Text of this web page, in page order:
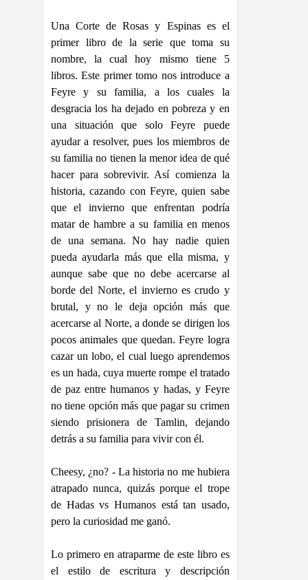
Una Corte de Rosas y Espinas es el
primer libro de la serie que toma su
nombre, la cual hoy mismo tiene 5
libros. Este primer tomo nos introduce a
Feyre y su familia, a los cuales la
desgracia los ha dejado en pobreza y en
una situación que solo Feyre puede
ayudar a resolver, pues los miembros de
su familia no tienen la menor idea de qué
hacer para sobrevivir. Así comienza la
historia, cazando con Feyre, quien sabe
que el invierno que enfrentan podría
matar de hambre a su familia en menos
de una semana. No hay nadie quien
pueda ayudarla más que ella misma, y
aunque sabe que no debe acercarse al
borde del Norte, el invierno es crudo y
brutal, y no le deja opción más que
acercarse al Norte, a donde se dirigen los
pocos animales que quedan. Feyre logra
cazar un lobo, el cual luego aprendemos
es un hada, cuya muerte rompe el tratado
de paz entre humanos y hadas, y Feyre
no tiene opción más que pagar su crimen
siendo prisionera de Tamlin, dejando
detrás a su familia para vivir con él.
Cheesy, ¿no? - La historia no me hubiera
atrapado nunca, quizás porque el trope
de Hadas vs Humanos está tan usado,
pero la curiosidad me ganó.
Lo primero en atraparme de este libro es
el estilo de escritura y descripción